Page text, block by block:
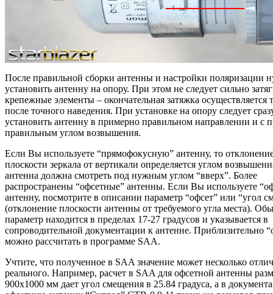
После правильной сборки антенны и настройки поляризации
установить антенну на опору. При этом не следует сильно
крепежные элементы – окончательная затяжка осуществляется
после точного наведения. При установке на опору следует
установить антенну в примерно правильном направлении и с
правильным углом возвышения.
Если Вы используете “прямофокусную” антенну, то
плоскости зеркала от вертикали определяется углом
антенна должна смотреть под нужным углом “вверх”. Более
распространены “офсетные” антенны. Если Вы используете
антенну, посмотрите в описании параметр “офсет” или “угол
(отклонение плоскости антенны от требуемого угла места).
параметр находится в пределах 17-27 градусов и указывается в
сопроводительной документации к антенне. Приблизительно
можно рассчитать в программе SAA.
Учтите, что полученное в SAA значение может несколько
реального. Например, расчет в SAA для офсетной антенны
900х1000 мм дает угол смещения в 25.84 градуса, а в